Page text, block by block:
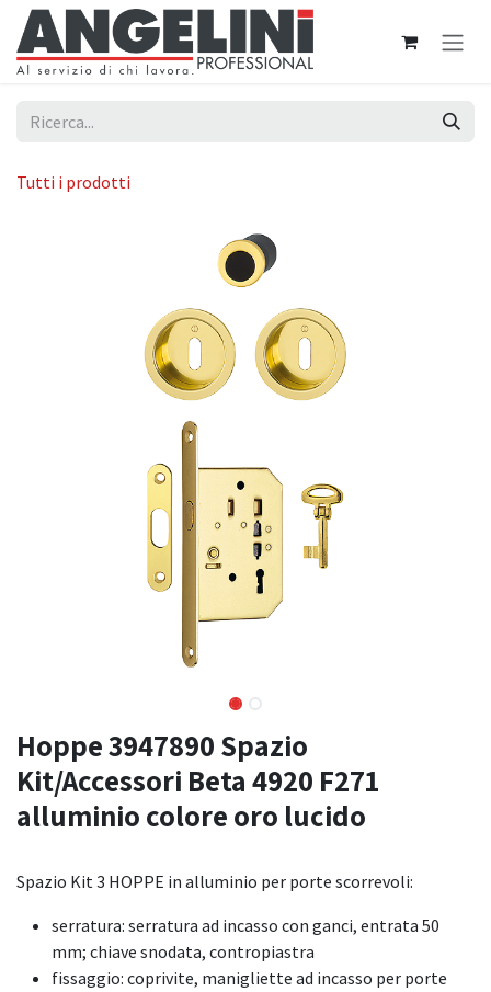
Passa al contenuto
Tutti i prodotti
Hoppe 3947890 Spazio
Kit/Accessori Beta 4920 F271
alluminio colore oro lucido
Spazio Kit 3 HOPPE in alluminio per porte scorrevoli:
serratura: serratura ad incasso con ganci, entrata 50
mm; chiave snodata, contropiastra
fissaggio: coprivite, manigliette ad incasso per porte